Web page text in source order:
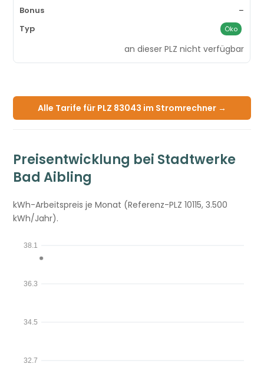
–
Öko
an dieser PLZ nicht verfügbar
Alle Tarife für PLZ 83043 im Stromrechner →
Preisentwicklung bei Stadtwerke
Bad Aibling
kWh-Arbeitspreis je Monat (Referenz-PLZ 10115, 3.500
kWh/Jahr).